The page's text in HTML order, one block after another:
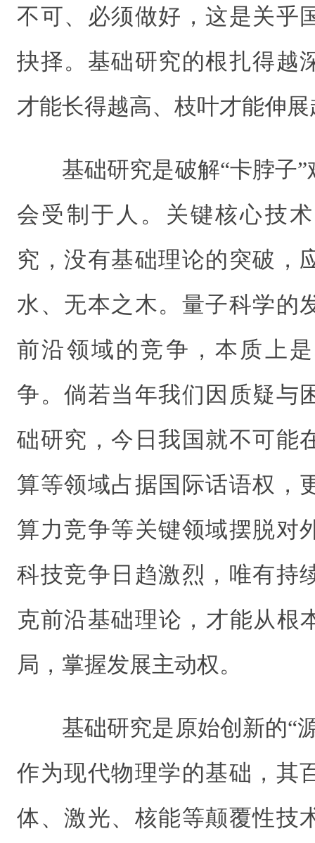
不可、必须做好，这是关乎
抉择。基础研究的根扎得越
才能长得越高、枝叶才能伸
基础研究是破解“卡脖子
会受制于人。关键核心技
究，没有基础理论的突破，
水、无本之木。量子科学的
前沿领域的竞争，本质上
争。倘若当年我们因质疑与
础研究，今日我国就不可能
算等领域占据国际话语权，
算力竞争等关键领域摆脱对
科技竞争日趋激烈，唯有持
克前沿基础理论，才能从根
局，掌握发展主动权。
基础研究是原始创新的“
作为现代物理学的基础，其
体、激光、核能等颠覆性技